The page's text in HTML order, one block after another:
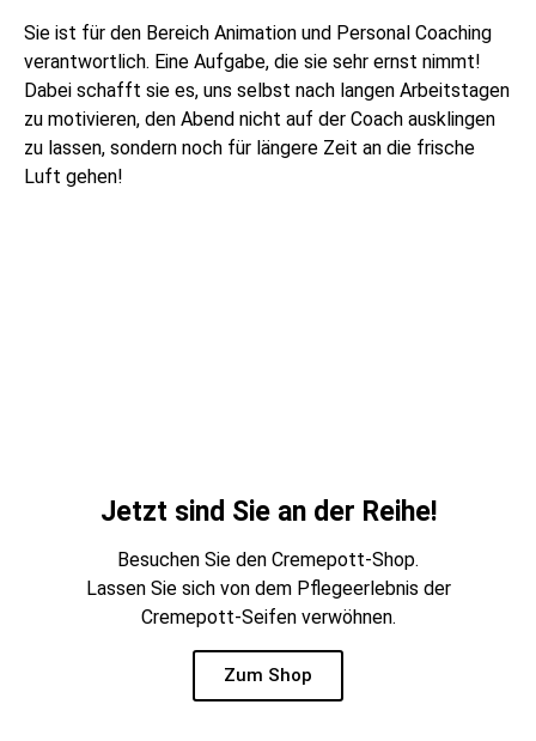
Sie ist für den Bereich Animation und Personal Coaching
verantwortlich. Eine Aufgabe, die sie sehr ernst nimmt!
Dabei schafft sie es, uns selbst nach langen Arbeitstagen
zu motivieren, den Abend nicht auf der Coach ausklingen
zu lassen, sondern noch für längere Zeit an die frische
Luft gehen!
Jetzt sind Sie an der Reihe!
Besuchen Sie den Cremepott-Shop.
Lassen Sie sich von dem Pflegeerlebnis der
Cremepott-Seifen verwöhnen.
Zum Shop